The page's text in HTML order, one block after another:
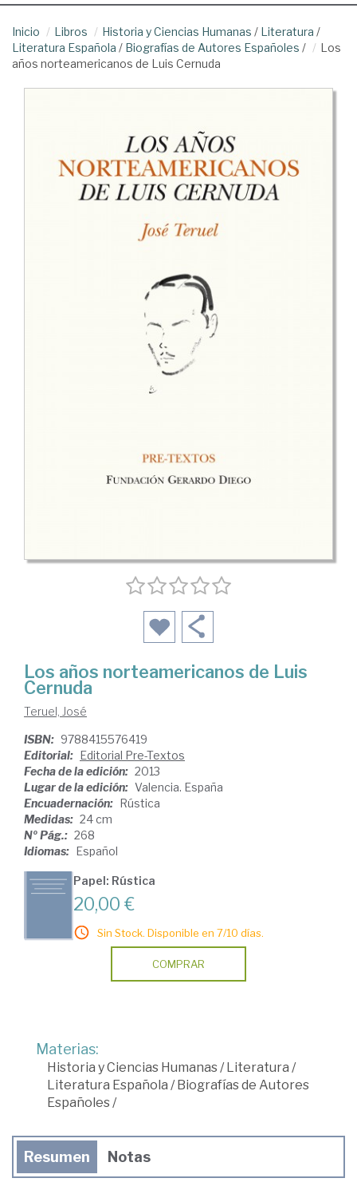
Inicio Libros Historia y Ciencias Humanas / Literatura /
Literatura Española / Biografías de Autores Españoles /
Los
años norteamericanos de Luis Cernuda
Los años norteamericanos de Luis
Cernuda
Teruel, José
ISBN: 9788415576419
Editorial: Editorial Pre-Textos
Fecha de la edición: 2013
Lugar de la edición: Valencia. España
Encuadernación: Rústica
Medidas: 24 cm
Nº Pág.: 268
Idiomas: Español
Papel: Rústica
20,00 €
Sin Stock. Disponible en 7/10 días.
COMPRAR
Materias:
Historia y Ciencias Humanas/ Literatura /
Literatura Española / Biografías de Autores
Españoles/
Resumen Notas